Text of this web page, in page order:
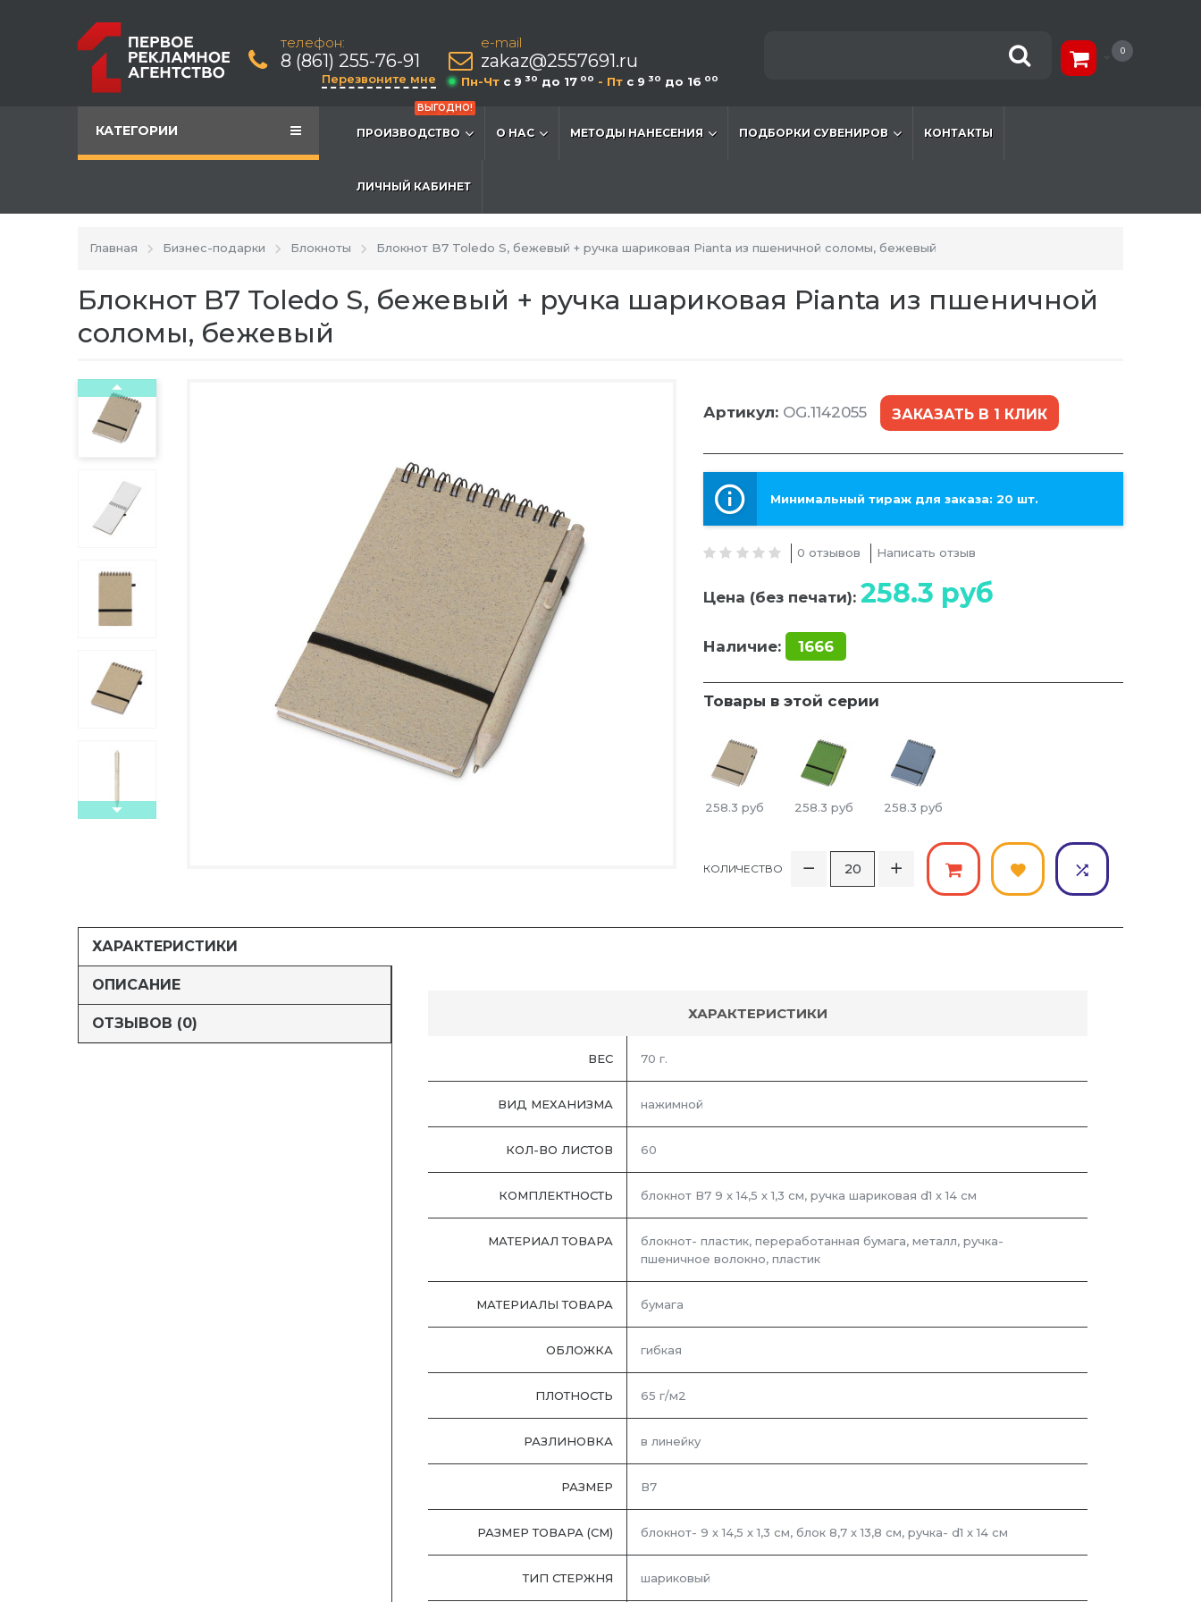
телефон:
8 (861) 255-76-91
Перезвоните мне
e-mail
zakaz@2557691.ru
Пн-Чт c 9 30 до 17 00 - Пт c 9 30 до 16 00
0
КАТЕГОРИИ
ВЫГОДНО!
ПРОИЗВОДСТВО О НАС МЕТОДЫ НАНЕСЕНИЯ ПОДБОРКИ СУВЕНИРОВ КОНТАКТЫ
ЛИЧНЫЙ КАБИНЕТ
Главная Бизнес-подарки Блокноты Блокнот B7 Toledo S, бежевый + ручка шариковая Pianta из пшеничной соломы, бежевый
Блокнот B7 Toledo S, бежевый + ручка шариковая Pianta из пшеничной
соломы, бежевый
Артикул: OG.1142055 ЗАКАЗАТЬ В 1 КЛИК
Минимальный тираж для заказа: 20 шт.
0 отзывов Написать отзыв
Цена (без печати): 258.3 руб
Наличие: 1666
Товары в этой серии
258.3 руб 258.3 руб 258.3 руб
КОЛИЧЕСТВО
ХАРАКТЕРИСТИКИ
ОПИСАНИЕ
ОТЗЫВОВ (0)
ХАРАКТЕРИСТИКИ
ВЕС 70 г.
ВИД МЕХАНИЗМА нажимной
КОЛ-ВО ЛИСТОВ 60
КОМПЛЕКТНОСТЬ блокнот В7 9 х 14,5 х 1,3 см, ручка шариковая d1 х 14 см
МАТЕРИАЛ ТОВАРА
блокнот- пластик, переработанная бумага, металл, ручка-
пшеничное волокно, пластик
МАТЕРИАЛЫ ТОВАРА бумага
ОБЛОЖКА гибкая
ПЛОТНОСТЬ 65 г/м2
РАЗЛИНОВКА в линейку
РАЗМЕР В7
РАЗМЕР ТОВАРА (СМ) блокнот- 9 х 14,5 х 1,3 см, блок 8,7 х 13,8 см, ручка- d1 х 14 см
ТИП СТЕРЖНЯ шариковый